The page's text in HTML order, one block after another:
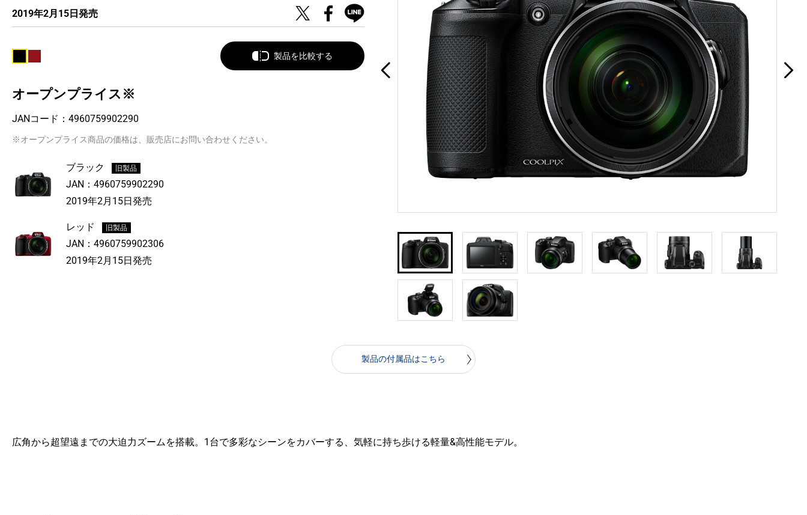
2019年2月15日発売
製品を比較する
オープンプライス※
JANコード： 4960759902290
※オープンプライス商品の価格は、販売店にお問い合わせください。
ブラック 旧製品
JAN： 4960759902290
2019年2月15日発売
レッド 旧製品
JAN： 4960759902306
2019年2月15日発売
製品の付属品はこちら
広角から超望遠までの大迫力ズームを搭載。1台で多彩なシーンをカバーする、気軽に持ち歩ける軽量&高性能モデル。